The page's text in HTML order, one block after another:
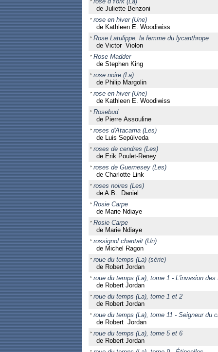
de Juliette Benzoni
rose en hiver (Une)
de Kathleen E. Woodiwiss
Rose Latulippe, la femme du lycanthrope
de Victor Violon
Rose Madder
de Stephen King
rose noire (La)
de Philip Margolin
rose en hiver (Une)
de Kathleen E. Woodiwiss
Rosebud
de Pierre Assouline
roses d'Atacama (Les)
de Luis Sepúlveda
roses de cendres (Les)
de Erik Poulet-Reney
roses de Guernesey (Les)
de Charlotte Link
roses noires (Les)
de A.B. Daniel
Rosie Carpe
de Marie Ndiaye
Rosie Carpe
de Marie Ndiaye
rossignol chantait (Un)
de Michel Ragon
roue du temps (La) (série)
de Robert Jordan
roue du temps (La), tome 1 - L'invasion des
de Robert Jordan
roue du temps (La), tome 1 et 2
de Robert Jordan
roue du temps (La), tome 11 - Seigneur du
de Robert Jordan
roue du temps (La), tome 5 et 6
de Robert Jordan